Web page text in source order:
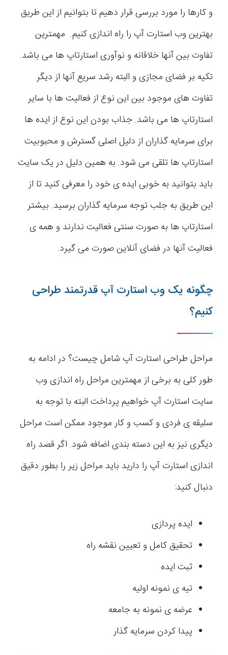
و کارها را مورد بررسی قرار دهیم تا بتوانیم از این طریق
بهترین وب استارت آپ را راه اندازی کنیم. مهمترین
تفاوت بین آنها خلاقانه و نوآوری استارتاپ ها می باشد.
تکیه بر فضای مجازی و البته رشد سریع آنها از دیگر
تفاوت های موجود بین این نوع از فعالیت ها با سایر
استارتاپ ها می باشد. جذاب بودن این نوع از ایده ها
برای سرمایه گذاران از دلیل اصلی گسترش و محبوبیت
استارتاپ ها تلقی می شود. به همین دلیل در یک سایت
باید بتوانید به خوبی ایده ی خود را معرفی کنید تا از
این طریق به جلب توجه سرمایه گذاران برسید. بیشتر
استارتاپ ها به صورت سنتی فعالیت ندارند و همه ی
فعالیت آنها در فضای آنلاین صورت می گیرد.
چگونه یک وب استارت آپ قدرتمند طراحی
کنیم؟
مراحل طراحی استارت آپ شامل چیست؟ در ادامه به
طور کلی به برخی از مهمترین مراحل راه اندازی وب
سایت استارت آپ خواهیم پرداخت البته با توجه به
سلیقه ی فردی و کسب و کار موجود ممکن است مراحل
دیگری نیز به این دسته بندی اضافه شود. اگر قصد راه
اندازی استارت آپ را دارید باید مراحل زیر را بطور دقیق
دنبال کنید:
ایده پردازی
تحقیق کامل و تعیین نقشه راه
ثبت ایده
تیه ی نمونه اولیه
عرضه ی نمونه به جامعه
پیدا کردن سرمایه گذار